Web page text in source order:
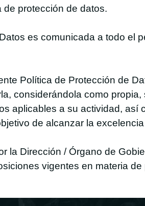
de protección de datos.
es comunicada a todo el
Política de Protección de
considerándola como
aplicables a su actividad,
de alcanzar la
la Dirección / Órgano de
vigentes en materia